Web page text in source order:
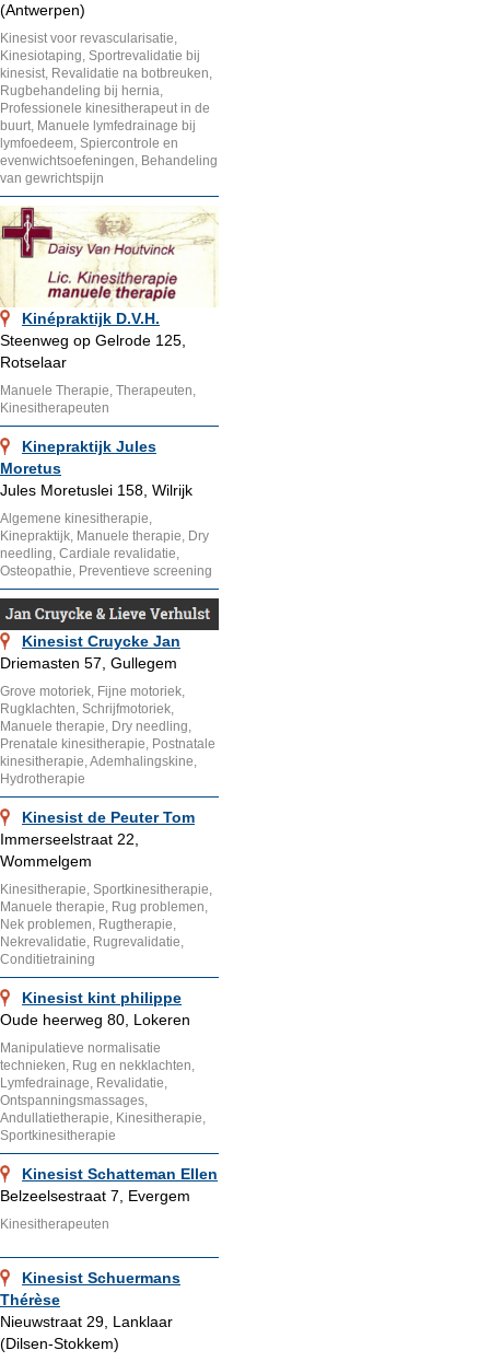
(Antwerpen)
Kinesist voor revascularisatie,
Kinesiotaping, Sportrevalidatie bij
kinesist, Revalidatie na botbreuken,
Rugbehandeling bij hernia,
Professionele kinesitherapeut in de
buurt, Manuele lymfedrainage bij
lymfoedeem, Spiercontrole en
evenwichtsoefeningen, Behandeling
van gewrichtspijn
Kinépraktijk D.V.H.
Steenweg op Gelrode 125,
Rotselaar
Manuele Therapie, Therapeuten,
Kinesitherapeuten
Kinepraktijk Jules
Moretus
Jules Moretuslei 158, Wilrijk
Algemene kinesitherapie,
Kinepraktijk, Manuele therapie, Dry
needling, Cardiale revalidatie,
Osteopathie, Preventieve screening
Kinesist Cruycke Jan
Driemasten 57, Gullegem
Grove motoriek, Fijne motoriek,
Rugklachten, Schrijfmotoriek,
Manuele therapie, Dry needling,
Prenatale kinesitherapie, Postnatale
kinesitherapie, Ademhalingskine,
Hydrotherapie
Kinesist de Peuter Tom
Immerseelstraat 22,
Wommelgem
Kinesitherapie, Sportkinesitherapie,
Manuele therapie, Rug problemen,
Nek problemen, Rugtherapie,
Nekrevalidatie, Rugrevalidatie,
Conditietraining
Kinesist kint philippe
Oude heerweg 80, Lokeren
Manipulatieve normalisatie
technieken, Rug en nekklachten,
Lymfedrainage, Revalidatie,
Ontspanningsmassages,
Andullatietherapie, Kinesitherapie,
Sportkinesitherapie
Kinesist Schatteman Ellen
Belzeelsestraat 7, Evergem
Kinesitherapeuten
Kinesist Schuermans
Thérèse
Nieuwstraat 29, Lanklaar
(Dilsen-Stokkem)